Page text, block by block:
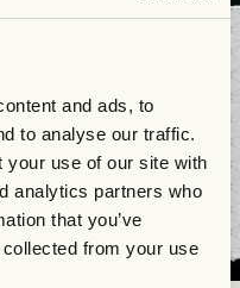
and ads, to
to analyse our traffic.
your use of our site with
analytics partners who
that you’ve
from your use